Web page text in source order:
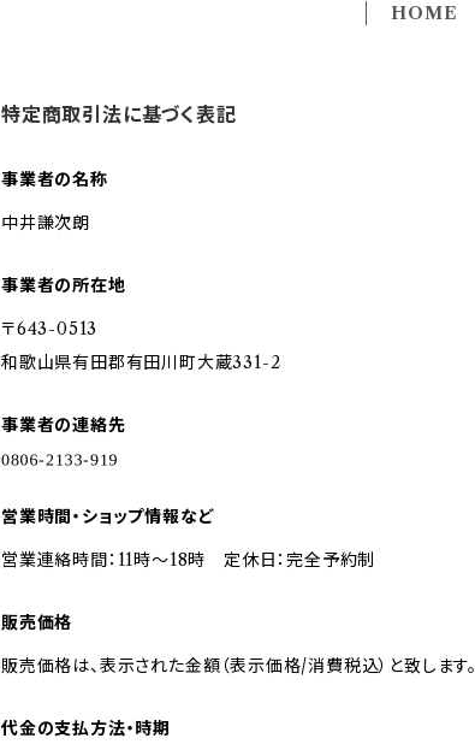
HOME
特定商取引法に基づく表記
事業者の名称
中井謙次朗
事業者の所在地
〒643-0513
和歌山県有田郡有田川町大蔵331-2
事業者の連絡先
営業時間・ショップ情報など
営業連絡時間：11時〜18時 定休日：完全予約制
販売価格
販売価格は、表示された金額（表示価格/消費税込）と致します。
代金の支払方法・時期